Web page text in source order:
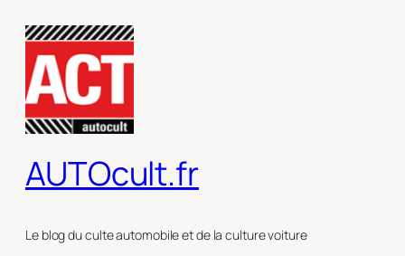
contenu
AUTOcult.fr
Le blog du culte automobile et de la culture voiture